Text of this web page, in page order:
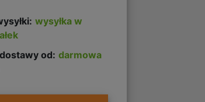
wysyłka w
od: darmowa